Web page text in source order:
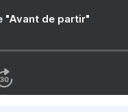
"Avant de partir"